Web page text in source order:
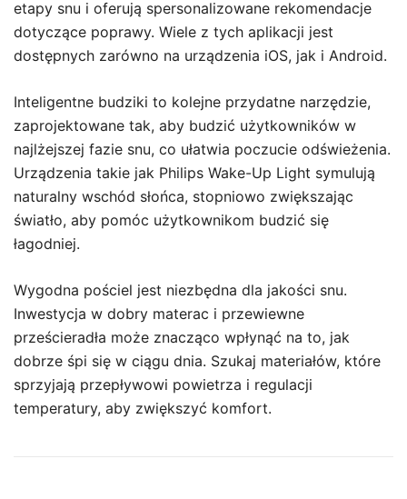
etapy snu i oferują spersonalizowane rekomendacje
dotyczące poprawy. Wiele z tych aplikacji jest
dostępnych zarówno na urządzenia iOS, jak i Android.
Inteligentne budziki to kolejne przydatne narzędzie,
zaprojektowane tak, aby budzić użytkowników w
najlżejszej fazie snu, co ułatwia poczucie odświeżenia.
Urządzenia takie jak Philips Wake-Up Light symulują
naturalny wschód słońca, stopniowo zwiększając
światło, aby pomóc użytkownikom budzić się
łagodniej.
Wygodna pościel jest niezbędna dla jakości snu.
Inwestycja w dobry materac i przewiewne
prześcieradła może znacząco wpłynąć na to, jak
dobrze śpi się w ciągu dnia. Szukaj materiałów, które
sprzyjają przepływowi powietrza i regulacji
temperatury, aby zwiększyć komfort.